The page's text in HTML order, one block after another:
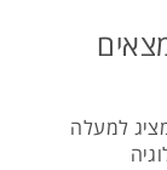
למעלה